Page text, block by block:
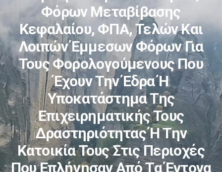
Φόρων Μεταβίβασης
Κεφαλαίου, ΦΠΑ, Τελών Και
Λοιπών Έμμεσων Φόρων Για
Τους Φορολογούμενους Που
Έχουν Την Έδρα Ή
Υποκατάστημα Της
Επιχειρηματικής Τους
Δραστηριότητας Ή Την
Κατοικία Τους Στις Περιοχές
Που Επλήγησαν Από Τα Έντονα